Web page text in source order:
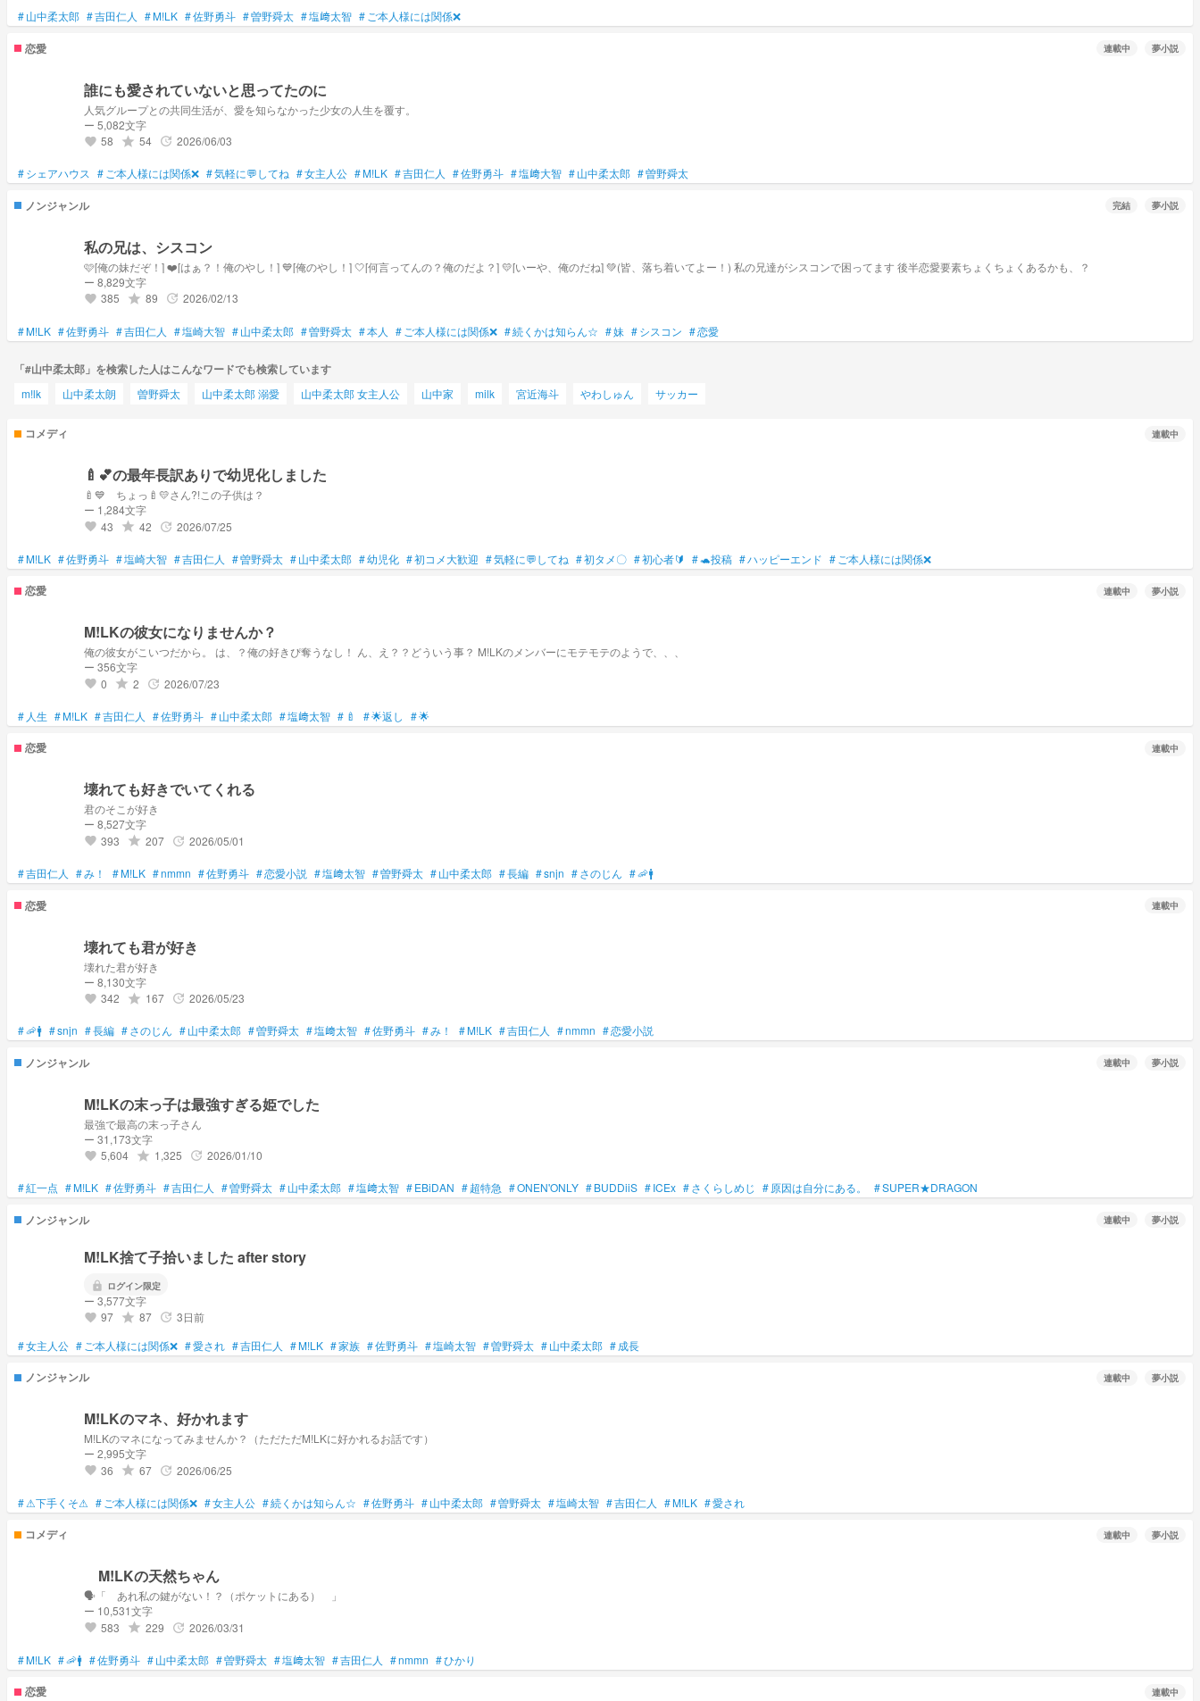
#山中柔太郎 #吉田仁人 #M!LK #佐野勇斗 #曽野舜太 #塩﨑太智 # ご本人様には関係❌
恋愛 連載中 夢小説
誰にも愛されていないと思ってたのに
人気グループとの共同生活が、愛を知らなかった少女の人生を覆す。
ー 5,082文字
favorite 58 grade 54 update 2026/06/03
#シェアハウス #ご本人様には関係❌ #気軽に💬してね #女主人公 #M!LK #吉田仁人 #佐野勇斗 #塩﨑大智 #山中柔太郎 #曽野舜太
ノンジャンル 完結 夢小説
私の兄は、シスコン
🩷[俺の妹だぞ！] ❤️[はぁ？！俺のやし！] 💙[俺のやし！] ‎🤍[何言ってんの？俺のだよ？] 💛[いーや、俺のだね] 💚(皆、落ち着いてよー！) 私の兄達がシスコンで困ってます 後半恋愛要素ちょくちょくあるかも、？
ー 8,829文字
favorite 385 grade 89 update 2026/02/13
#M!LK #佐野勇斗 #吉田仁人 #塩崎大智 #山中柔太郎 #曽野舜太 #本人 # ご本人様には関係❌ #続くかは知らん☆ #妹 #シスコン #恋愛
「#山中柔太郎」を検索した人はこんなワードでも検索しています
m!lk 山中柔太朗 曽野舜太 山中柔太郎 溺愛 山中柔太郎 女主人公 山中家 milk 宮近海斗 やわしゅん サッカー
コメディ 連載中
🍼💕の最年長訳ありで幼児化しました
🍼💙 ちょっ🍼💛さん?!この子供は？
ー 1,284文字
favorite 43 grade 42 update 2026/07/25
#M!LK #佐野勇斗 #塩崎大智 #吉田仁人 #曽野舜太 #山中柔太郎 #幼児化 #初コメ大歓迎 #気軽に💬してね #初タメ〇 #初心者🔰 #🐢投稿 #ハッピーエンド # ご本人様には関係❌
恋愛 連載中 夢小説
M!LKの彼女になりませんか？
俺の彼女がこいつだから。 は、？俺の好きぴ奪うなし！ ん、え？？どういう事？ M!LKのメンバーにモテモテのようで、、、
ー 356文字
favorite 0 grade 2 update 2026/07/23
# 人生 #M!LK #吉田仁人 #佐野勇斗 #山中柔太郎 #塩﨑太智 # 🍼 #︎🌟返し #︎🌟
恋愛 連載中
壊れても好きでいてくれる
君のそこが好き
ー 8,527文字
favorite 393 grade 207 update 2026/05/01
#吉田仁人 #み！ #M!LK #nmmn #佐野勇斗 #恋愛小説 #塩﨑太智 #曽野舜太 #山中柔太郎 #長編 #snjn #さのじん #🦐🚹
恋愛 連載中
壊れても君が好き
壊れた君が好き
ー 8,130文字
favorite 342 grade 167 update 2026/05/23
#🦐🚹 #snjn #長編 #さのじん #山中柔太郎 #曽野舜太 #塩﨑太智 #佐野勇斗 #み！ #M!LK #吉田仁人 #nmmn #恋愛小説
ノンジャンル 連載中 夢小説
M!LKの末っ子は最強すぎる姫でした
最強で最高の末っ子さん
ー 31,173文字
favorite 5,604 grade 1,325 update 2026/01/10
#紅一点 #M!LK #佐野勇斗 #吉田仁人 #曽野舜太 #山中柔太郎 #塩﨑太智 #EBiDAN #超特急 #ONEN'ONLY #BUDDiiS #ICEx #さくらしめじ #原因は自分にある。 #SUPER★DRAGON
ノンジャンル 連載中 夢小説
M!LK捨て子拾いました after story
lock ログイン限定
ー 3,577文字
favorite 97 grade 87 update 3日前
#女主人公 # ご本人様には関係❌ #愛され #吉田仁人 #M!LK #家族 #佐野勇斗 #塩崎太智 #曽野舜太 #山中柔太郎 #成長
ノンジャンル 連載中 夢小説
M!LKのマネ、好かれます
M!LKのマネになってみませんか？（ただただM!LKに好かれるお話です）
ー 2,995文字
favorite 36 grade 67 update 2026/06/25
#⚠下手くそ⚠ # ご本人様には関係❌ #女主人公 #続くかは知らん☆ #佐野勇斗 #山中柔太郎 #曽野舜太 #塩崎太智 #吉田仁人 #M!LK #愛され
コメディ 連載中 夢小説
M!LKの天然ちゃん
🗣️「 あれ私の鍵がない！？（ポケットにある） 」
ー 10,531文字
favorite 583 grade 229 update 2026/03/31
#M!LK #🦐🚹 #佐野勇斗 #山中柔太郎 #曽野舜太 #塩﨑太智 #吉田仁人 #nmmn #ひかり
恋愛 連載中